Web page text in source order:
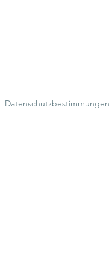
Datenschutzbestimmungen